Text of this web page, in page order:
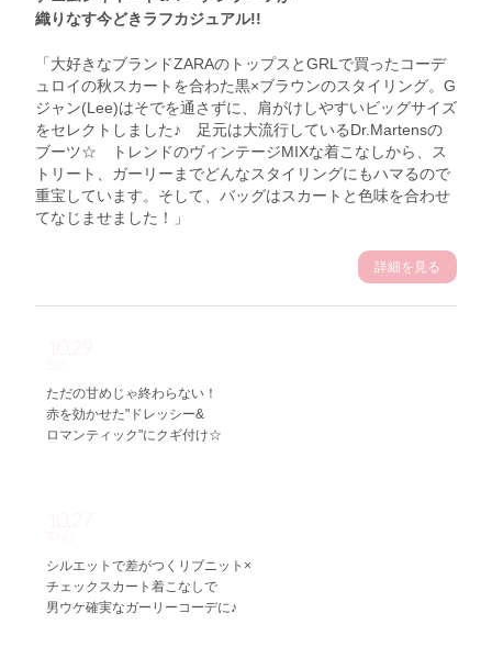
織りなす今どきラフカジュアル!!
「大好きなブランドZARAのトップスとGRLで買ったコーデ
ュロイの秋スカートを合わた黒×ブラウンのスタイリング。G
ジャン(Lee)はそでを通さずに、肩がけしやすいビッグサイズ
をセレクトしました♪ 足元は大流行しているDr.Martensの
ブーツ☆ トレンドのヴィンテージMIXな着こなしから、ス
トリート、ガーリーまでどんなスタイリングにもハマるので
重宝しています。そして、バッグはスカートと色味を合わせ
てなじませました！」
詳細を見る
ただの甘めじゃ終わらない！
赤を効かせた"ドレッシー&
ロマンティック"にクギ付け☆
シルエットで差がつくリブニット×
チェックスカート着こなしで
男ウケ確実なガーリーコーデに♪